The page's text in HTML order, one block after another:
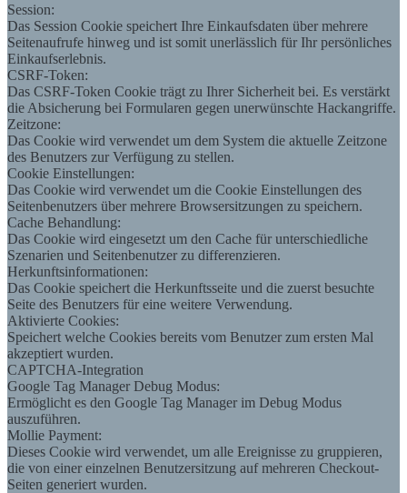
Session:
Das Session Cookie speichert Ihre Einkaufsdaten über mehrere
Seitenaufrufe hinweg und ist somit unerlässlich für Ihr persönliches
Einkaufserlebnis.
CSRF-Token:
Das CSRF-Token Cookie trägt zu Ihrer Sicherheit bei. Es verstärkt
die Absicherung bei Formularen gegen unerwünschte Hackangriffe.
Zeitzone:
Das Cookie wird verwendet um dem System die aktuelle Zeitzone
des Benutzers zur Verfügung zu stellen.
Cookie Einstellungen:
Das Cookie wird verwendet um die Cookie Einstellungen des
Seitenbenutzers über mehrere Browsersitzungen zu speichern.
Cache Behandlung:
Das Cookie wird eingesetzt um den Cache für unterschiedliche
Szenarien und Seitenbenutzer zu differenzieren.
Herkunftsinformationen:
Das Cookie speichert die Herkunftsseite und die zuerst besuchte
Seite des Benutzers für eine weitere Verwendung.
Aktivierte Cookies:
Speichert welche Cookies bereits vom Benutzer zum ersten Mal
akzeptiert wurden.
CAPTCHA-Integration
Google Tag Manager Debug Modus:
Ermöglicht es den Google Tag Manager im Debug Modus
auszuführen.
Mollie Payment:
Dieses Cookie wird verwendet, um alle Ereignisse zu gruppieren,
die von einer einzelnen Benutzersitzung auf mehreren Checkout-
Seiten generiert wurden.